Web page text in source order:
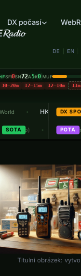
DX počasí
DE EN
SFI0SN72A5K0 MUF
30–20m 17–15m 12–10m 11m
HK0/W1SRR – San
DX
→ HJ4FLO 7145.0
· 145.800 MHz FM ·
SOTA
• DS3PSU/P HL/
POTA
14082 FT4 (10 min ago)
· Start am
Titulní obrázek: